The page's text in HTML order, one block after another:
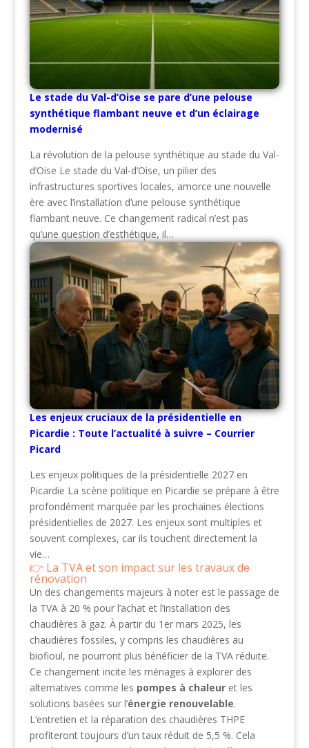
Le stade du Val-d’Oise se pare d’une pelouse
synthétique flambant neuve et d’un éclairage
modernisé
La révolution de la pelouse synthétique au stade du Val-
d’Oise Le stade du Val-d’Oise, un pilier des
infrastructures sportives locales, amorce une nouvelle
ère avec l’installation d’une pelouse synthétique
flambant neuve. Ce changement radical n’est pas
qu’une question d’esthétique, il…
Les enjeux cruciaux de la présidentielle en
Picardie : Toute l’actualité à suivre – Courrier
Picard
Les enjeux politiques de la présidentielle 2027 en
Picardie La scène politique en Picardie se prépare à être
profondément marquée par les prochaines élections
présidentielles de 2027. Les enjeux sont multiples et
souvent complexes, car ils touchent directement la
vie…
La TVA et son impact sur les travaux de
rénovation
Un des changements majeurs à noter est le passage de
la TVA à 20 % pour l’achat et l’installation des
chaudières à gaz. À partir du 1er mars 2025, les
chaudières fossiles, y compris les chaudières au
biofioul, ne pourront plus bénéficier de la TVA réduite.
Ce changement incite les ménages à explorer des
alternatives comme les pompes à chaleuret les
solutions basées sur l’énergie renouvelable.
L’entretien et la réparation des chaudières THPE
profiteront toujours d’un taux réduit de 5,5 %. Cela